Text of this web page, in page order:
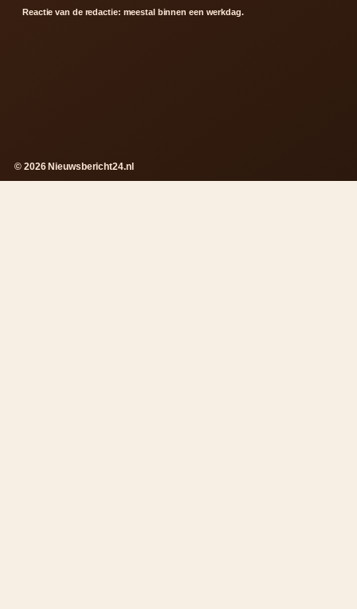
Reactie van de redactie: meestal binnen een werkdag.
© 2026 Nieuwsbericht24.nl